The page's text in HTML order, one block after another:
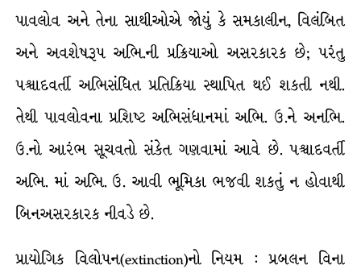
પાવલોવ અને તેના સાથીઓએ જોયું કે સમકાલીન, વિલંબિત
અને અવશેષરૂપ અભિ.ની પ્રક્રિયાઓ અસરકારક છે; પરંતુ
પશ્ચાદવર્તી અભિસંધિત પ્રતિક્રિયા સ્થાપિત થઈ શકતી નથી.
તેથી પાવલોવના પ્રશિષ્ટ અભિસંધાનમાં અભિ. ઉ.ને અનભિ.
ઉ.નો આરંભ સૂચવતો સંકેત ગણવામાં આવે છે. પશ્ચાદવર્તી
અભિ. માં અભિ. ઉ. આવી ભૂમિકા ભજવી શકતું ન હોવાથી
બિનઅસરકારક નીવડે છે.
પ્રાયોગિક વિલોપન(extinction)નો નિયમ : પ્રબલન વિના